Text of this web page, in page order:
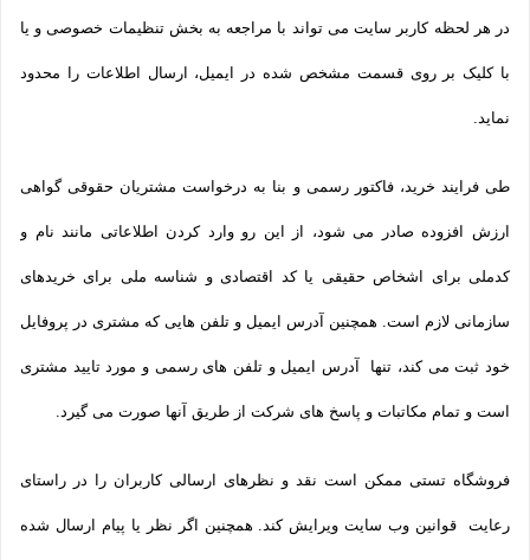
در هر لحظه کاربر سایت می تواند با مراجعه به بخش تنظیمات خصوصی و یا
با کلیک بر روی قسمت مشخص شده در ایمیل، ارسال اطلاعات را محدود
نماید.
طی فرایند خرید، فاکتور رسمی و بنا به درخواست مشتریان حقوقی گواهی
ارزش افزوده صادر می شود، از این رو وارد کردن اطلاعاتی مانند نام و
کدملی برای اشخاص حقیقی یا کد اقتصادی و شناسه ملی برای خریدهای
سازمانی لازم است. همچنین آدرس ایمیل و تلفن هایی که مشتری در پروفایل
خود ثبت می­ کند، تنها آدرس ایمیل و تلفن­ های رسمی و مورد تایید مشتری
است و تمام مکاتبات و پاسخ های شرکت از طریق آنها صورت می گیرد.
فروشگاه تستی ممکن است نقد و نظرهای ارسالی کاربران را در راستای
رعایت قوانین وب سایت ویرایش کند. همچنین اگر نظر یا پیام ارسال شده